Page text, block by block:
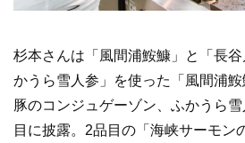
杉本さんは「風間浦鮟鱇」と「長
かうら雪人参」を使った「風間浦
豚のコンジュゲーゾン、ふかうら
目に披露。2品目の「海峡サーモン